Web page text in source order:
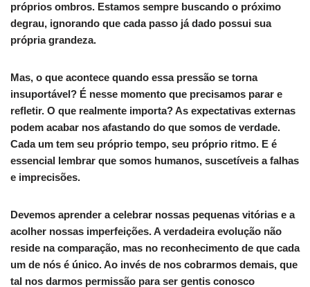
próprios ombros. Estamos sempre buscando o próximo
degrau, ignorando que cada passo já dado possui sua
própria grandeza.
Mas, o que acontece quando essa pressão se torna
insuportável? É nesse momento que precisamos parar e
refletir. O que realmente importa? As expectativas externas
podem acabar nos afastando do que somos de verdade.
Cada um tem seu próprio tempo, seu próprio ritmo. E é
essencial lembrar que somos humanos, suscetíveis a falhas
e imprecisões.
Devemos aprender a celebrar nossas pequenas vitórias e a
acolher nossas imperfeições. A verdadeira evolução não
reside na comparação, mas no reconhecimento de que cada
um de nós é único. Ao invés de nos cobrarmos demais, que
tal nos darmos permissão para ser gentis conosco